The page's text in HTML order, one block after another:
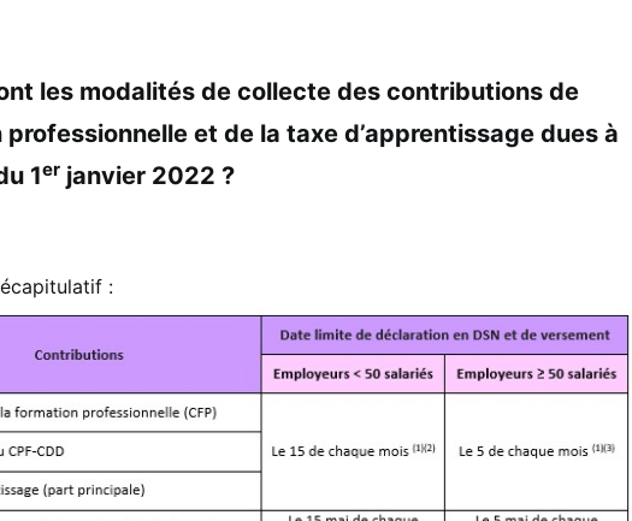
les modalités de collecte des contributions de
et de la taxe d’apprentissage dues à
1er janvier 2022 ?
: